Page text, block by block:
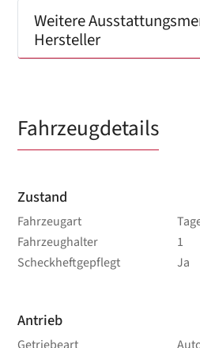
Weitere
Hersteller
Fahrzeugdetails
Zustand
Fahrzeugart
Fahrzeughalter
1
Scheckheftgepflegt
Ja
Antrieb